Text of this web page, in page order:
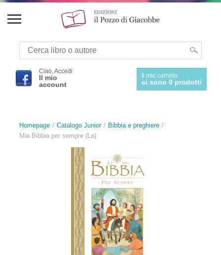
Ciao, Accedi
Il mio
account
Il mio carrello
ci sono 0 prodotti
Homepage Catalogo Junior
Bibbia e preghiere
Mia Bibbia per sempre (La)